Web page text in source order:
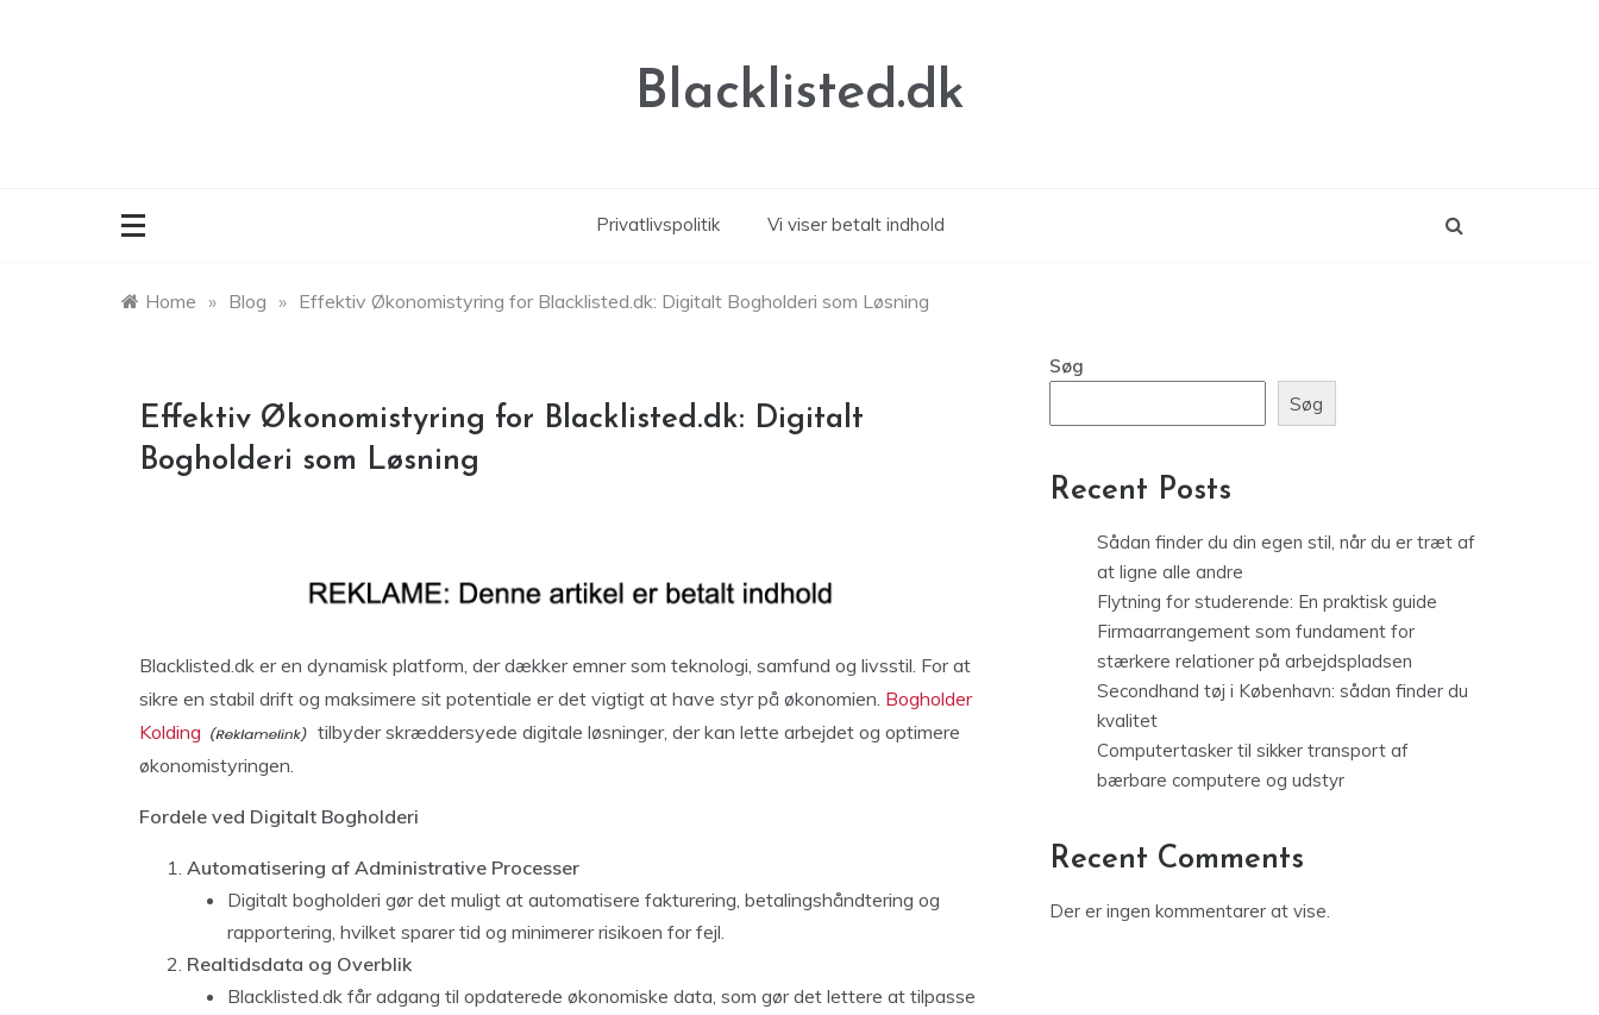
Blacklisted.dk
Privatlivspolitik Vi viser betalt indhold
Home » Blog » Effektiv Økonomistyring for Blacklisted.dk: Digitalt Bogholderi som Løsning
Effektiv Økonomistyring for Blacklisted.dk: Digitalt
Bogholderi som Løsning
Blacklisted.dk er en dynamisk platform, der dækker emner som teknologi, samfund og livsstil. For at
sikre en stabil drift og maksimere sit potentiale er det vigtigt at have styr på økonomien. Bogholder
Kolding
tilbyder skræddersyede digitale løsninger, der kan lette arbejdet og optimere
økonomistyringen.
Fordele ved Digitalt Bogholderi
Automatisering af Administrative Processer
Digitalt bogholderi gør det muligt at automatisere fakturering, betalingshåndtering og
rapportering, hvilket sparer tid og minimerer risikoen for fejl.
Realtidsdata og Overblik
Blacklisted.dk får adgang til opdaterede økonomiske data, som gør det lettere at tilpasse
Søg
Søg
Recent Posts
Sådan finder du din egen stil, når du er træt af
at ligne alle andre
Flytning for studerende: En praktisk guide
Firmaarrangement som fundament for
stærkere relationer på arbejdspladsen
Secondhand tøj i København: sådan finder du
kvalitet
Computertasker til sikker transport af
bærbare computere og udstyr
Recent Comments
Der er ingen kommentarer at vise.